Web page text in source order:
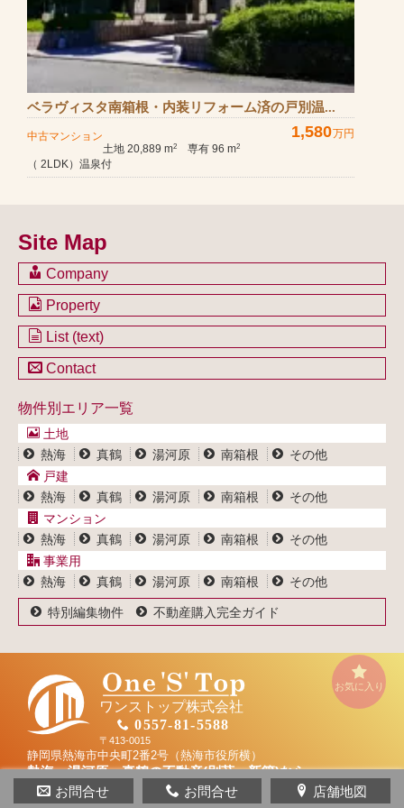
ベラヴィスタ南箱根・内装リフォーム済の戸別温...
中古マンション 1,580万円
土地 20,889 m2 専有 96 m2
（ 2LDK）温泉付
Site Map
Company
会社のご案内
不動産を購入したい方
不動産を売却したい方
不動産買取システム
Property
土地一覧
戸建一覧
マンション一覧
事業用物件一覧
List (text)
土地一覧
マンション一覧
事業用物件一覧
Contact
ブログ
プライバシーポリシー
サイトポリシー
物件別エリア一覧
土地
熱海
真鶴 湯河原 南箱根
その他
戸建
熱海
真鶴 湯河原 南箱根
その他
マンション
熱海
真鶴 湯河原 南箱根
その他
事業用
熱海
真鶴 湯河原 南箱根 その他
特別編集物件 不動産購入完全ガイド
お気に入り
ワンストップ株式会社
0557-81-5588
〒413-0015
静岡県熱海市中央町2番2号（熱海市役所横）
熱海・湯河原・真鶴の不動産(別荘・新築)なら
ワンストップ株式会社
お問合せ お問合せ 店舗地図